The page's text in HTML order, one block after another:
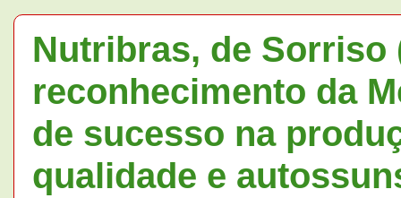
Nutribras, de Sorriso
reconhecimento da
de sucesso na
qualidade e